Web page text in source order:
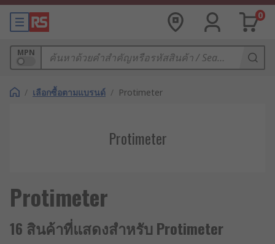
0
MPN
/ เลือกซื้อตามแบรนด์ / Protimeter
Protimeter
Protimeter
16 สินค้าที่แสดงสำหรับ Protimeter